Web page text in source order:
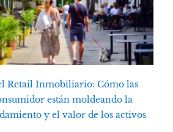
Retail Inmobiliario: Cómo las
están moldeando la
y el valor de los activos